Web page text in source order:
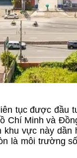
tục được đầu
Chí Minh và
vực này dần
là môi trường